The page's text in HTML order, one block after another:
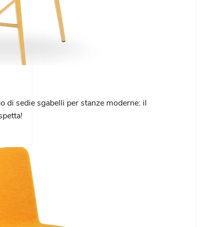
di sedie sgabelli per stanze moderne: il